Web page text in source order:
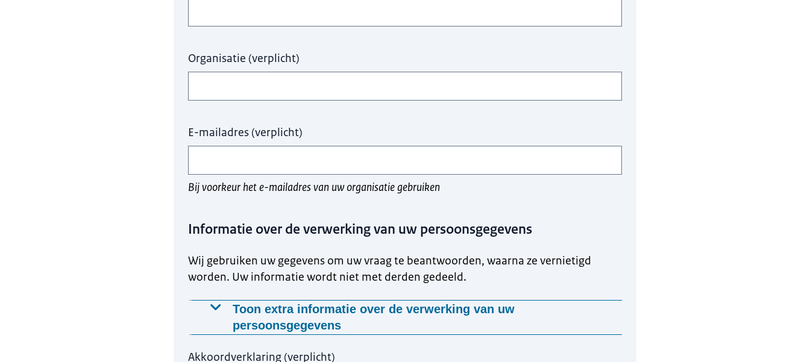
Organisatie (verplicht)
E-mailadres (verplicht)
Bij voorkeur het e-mailadres van uw organisatie gebruiken
Informatie over de verwerking van uw persoonsgegevens
Wij gebruiken uw gegevens om uw vraag te beantwoorden, waarna ze vernietigd
worden. Uw informatie wordt niet met derden gedeeld.
Toon extra informatie over de verwerking van uw
persoonsgegevens
Akkoordverklaring (verplicht)